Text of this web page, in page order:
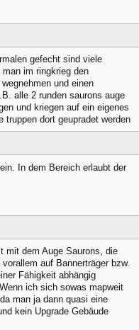
gefecht sind viele
im ringkrieg den
und einen
alle 2 runden saurons auge
und kriegen auf ein eigenes
truppen dort geupradet werden
In dem Bereich erlaubt der
mit dem Auge Saurons, die
auf Bannerträger bzw.
Fähigkeit abhängig
ich sich sowas mapweit
man ja dann quasi eine
kein Upgrade Gebäude